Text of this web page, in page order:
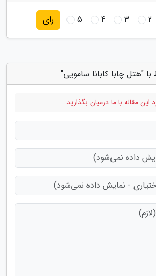
2
3
4
5 رای
"هتل چابا کابانا سامویی"
این مقاله با ما درمیان بگذارید